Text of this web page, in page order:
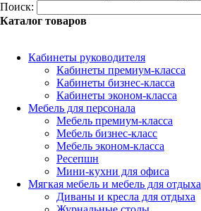
Поиск:
Каталог товаров
Кабинеты руководителя
Кабинеты премиум-класса
Кабинеты бизнес-класса
Кабинеты эконом-класса
Мебель для персонала
Мебель премиум-класса
Мебель бизнес-класс
Мебель эконом-класса
Ресепшн
Мини-кухни для офиса
Мягкая мебель и мебель для отдыха
Диваны и кресла для отдыха